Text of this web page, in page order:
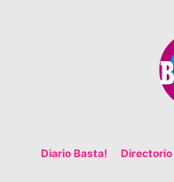
Diario Basta! Directorio